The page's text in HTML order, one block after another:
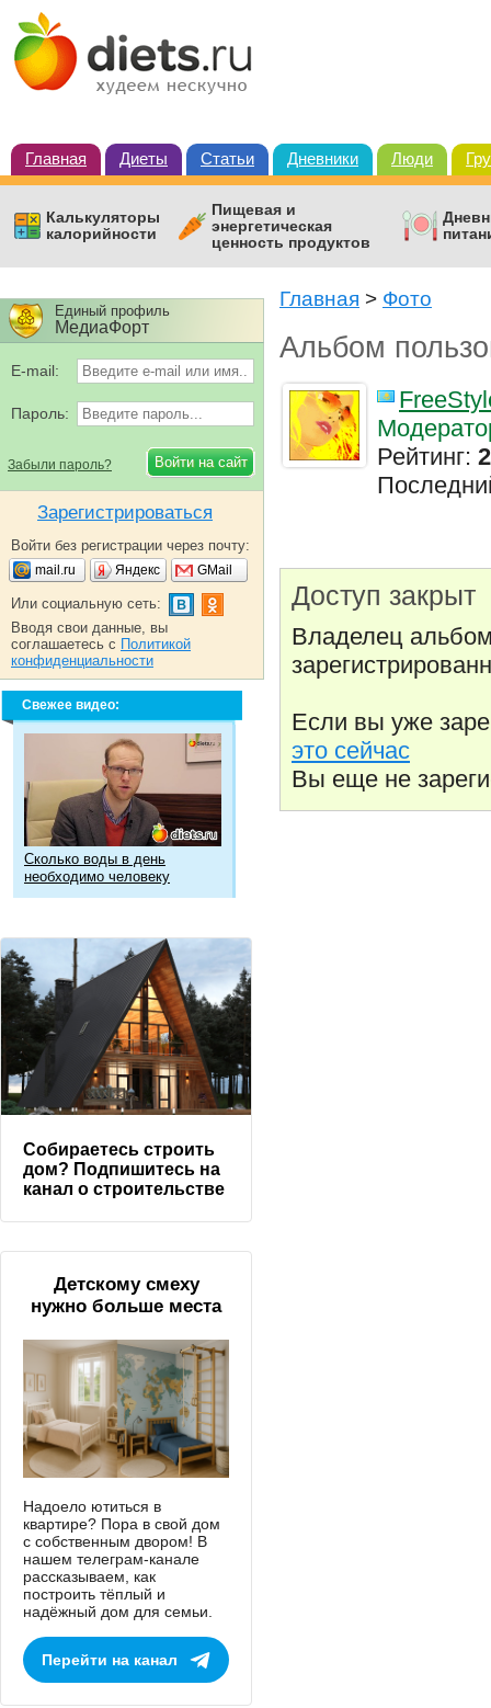
Главная Диеты Статьи Дневники Люди
Калькуляторы
калорийности
Пищевая и
энергетическая
ценность продуктов
Главная > Фото
Альбом
Рейтинг:
Доступ закрыт
Владелец
Если вы уже
это сейчас
Вы еще не
Единый профиль
МедиаФорт
E-mail:
Пароль:
Забыли пароль?
Зарегистрироваться
Войти без регистрации через почту:
mail.ru Яндекс GMail
Или социальную сеть:
Вводя свои данные, вы
соглашаетесь с Политикой
конфиденциальности
Свежее видео:
Сколько воды в день
необходимо человеку
Собираетесь строить
дом? Подпишитесь на
канал о строительстве
Детскому смеху
нужно больше места
Надоело ютиться в
квартире? Пора в свой дом
с собственным двором! В
нашем телеграм-канале
рассказываем, как
построить тёплый и
надёжный дом для семьи.
Перейти на канал